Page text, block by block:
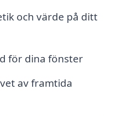
och värde på ditt
för dina fönster
av framtida